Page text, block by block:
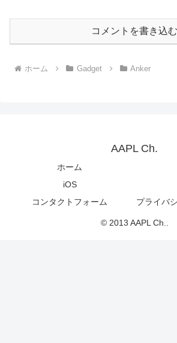
コメントを書き込む
ホーム Gadget Anker
AAPL Ch.
ホーム
iOS
コンタクトフォーム
プライバ
© 2013 AAPL Ch..